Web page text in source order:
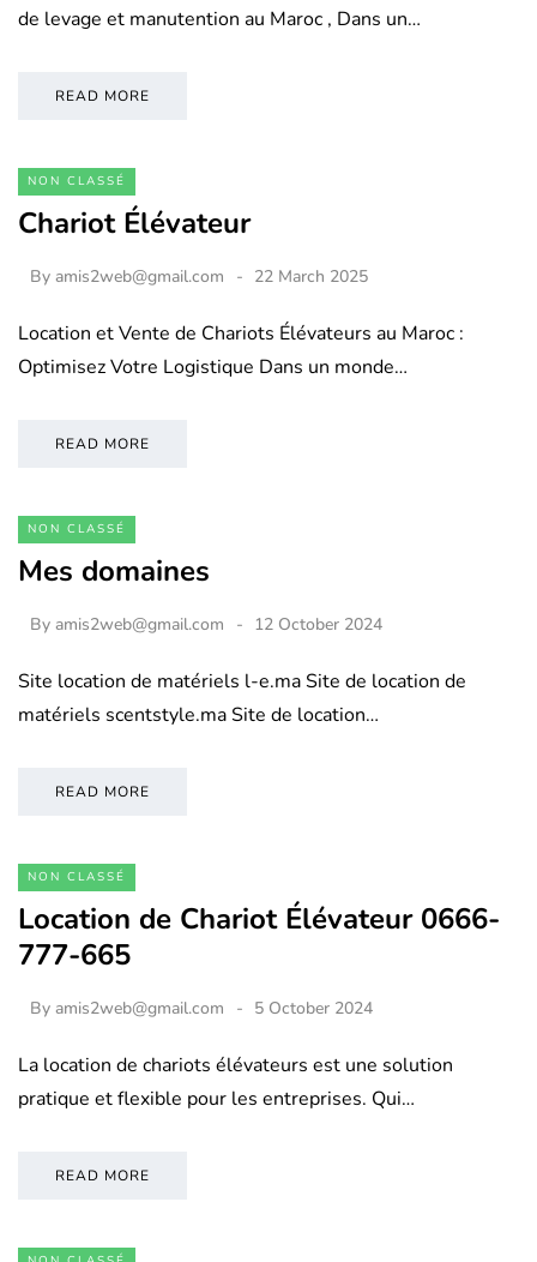
de levage et manutention au Maroc , Dans un…
READ MORE
NON CLASSÉ
Chariot Élévateur
By amis2web@gmail.com 22 March 2025
Location et Vente de Chariots Élévateurs au Maroc :
Optimisez Votre Logistique Dans un monde…
READ MORE
NON CLASSÉ
Mes domaines
By amis2web@gmail.com 12 October 2024
Site location de matériels l-e.ma Site de location de
matériels scentstyle.ma Site de location…
READ MORE
NON CLASSÉ
Location de Chariot Élévateur 0666-
777-665
By amis2web@gmail.com 5 October 2024
La location de chariots élévateurs est une solution
pratique et flexible pour les entreprises. Qui…
READ MORE